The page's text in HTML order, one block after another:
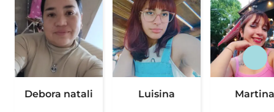
Debora natali Luisina Martina